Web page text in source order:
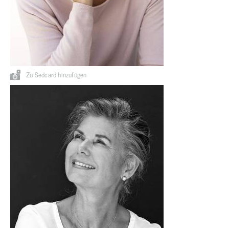
Zu Sedcard hinzufügen